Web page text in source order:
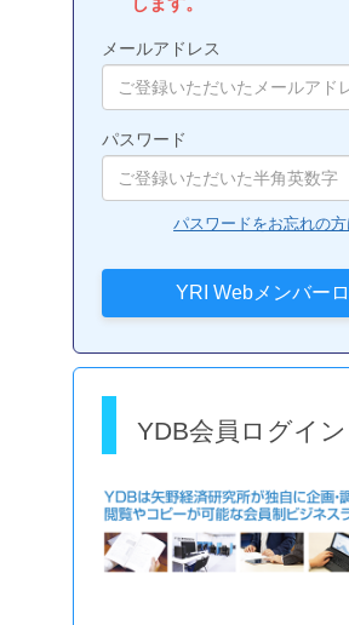
メールアドレス
パスワード
パスワードをお忘れの
YDB会員ログイン